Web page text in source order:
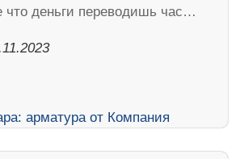
что деньги переводишь час…